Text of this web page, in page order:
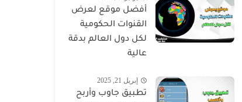
أفضل موقع لعرض
القنوات الحكومية
لكل دول العالم بدقة
عالية
إبريل 21, 2025
تطبيق جاوب وأربح